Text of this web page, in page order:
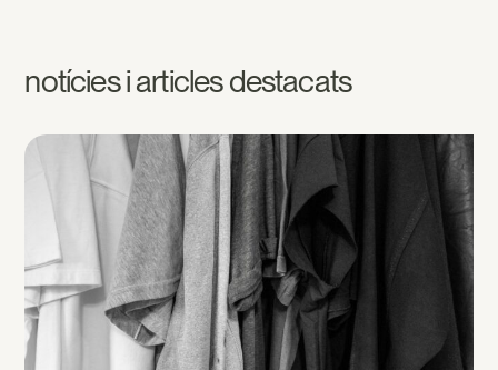
notícies i articles destacats